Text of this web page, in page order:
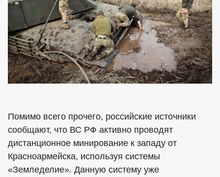
Помимо всего прочего, российские источники
сообщают, что ВС РФ активно проводят
дистанционное минирование к западу от
Красноармейска, используя системы
«Земледелие». Данную систему уже